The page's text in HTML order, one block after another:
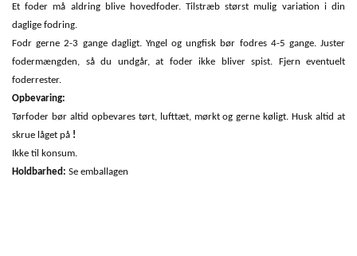
Et foder må aldring blive hovedfoder. Tilstræb størst mulig variation i din
daglige fodring.
Fodr gerne 2-3 gange dagligt. Yngel og ungfisk bør fodres 4-5 gange. Juster
fodermængden, så du undgår, at foder ikke bliver spist. Fjern eventuelt
foderrester.
Opbevaring:
Tørfoder bør altid opbevares tørt, lufttæt, mørkt og gerne køligt. Husk altid at
skrue låget på !
Ikke til konsum.
Holdbarhed: Se emballagen